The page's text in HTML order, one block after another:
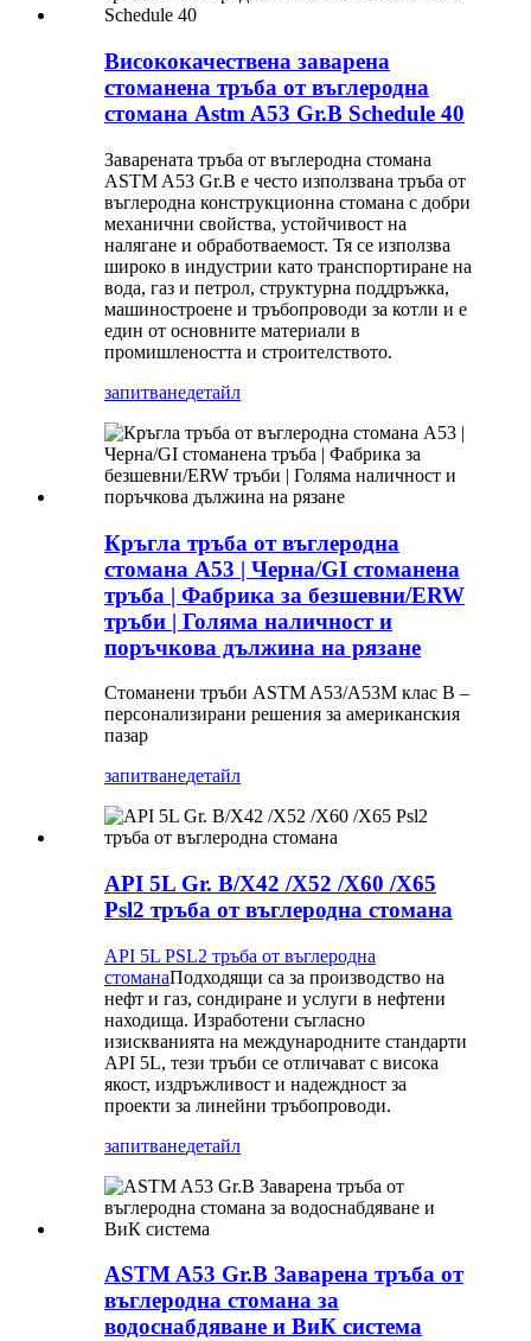
Висококачествена заварена
стоманена тръба от въглеродна
стомана Astm A53 Gr.B Schedule 40
Заварената тръба от въглеродна стомана
ASTM A53 Gr.B е често използвана тръба от
въглеродна конструкционна стомана с добри
механични свойства, устойчивост на
налягане и обработваемост. Тя се използва
широко в индустрии като транспортиране на
вода, газ и петрол, структурна поддръжка,
машиностроене и тръбопроводи за котли и е
един от основните материали в
промишлеността и строителството.
запитванедетайл
Кръгла тръба от въглеродна
стомана A53 | Черна/GI стоманена
тръба | Фабрика за безшевни/ERW
тръби | Голяма наличност и
поръчкова дължина на рязане
Стоманени тръби ASTM A53/A53M клас B –
персонализирани решения за американския
пазар
запитванедетайл
API 5L Gr. B/X42 /X52 /X60 /X65
Psl2 тръба от въглеродна стомана
API 5L PSL2 тръба от въглеродна
стоманаПодходящи са за производство на
нефт и газ, сондиране и услуги в нефтени
находища. Изработени съгласно
изискванията на международните стандарти
API 5L, тези тръби се отличават с висока
якост, издръжливост и надеждност за
проекти за линейни тръбопроводи.
запитванедетайл
ASTM A53 Gr.B Заварена тръба от
въглеродна стомана за
водоснабдяване и ВиК система